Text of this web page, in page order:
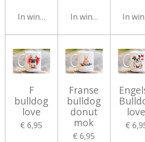
In winkelwagenIn winkelwagen
In
F
bulldog
love
€ 6,95
Franse
bulldog
donut
mok
€ 6,95
love
€